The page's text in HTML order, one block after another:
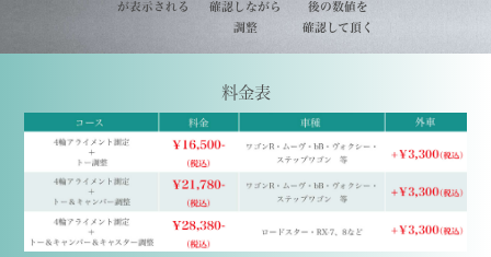
が表示される
確認しながら
調整
後の数値を
確認して頂く
料金表